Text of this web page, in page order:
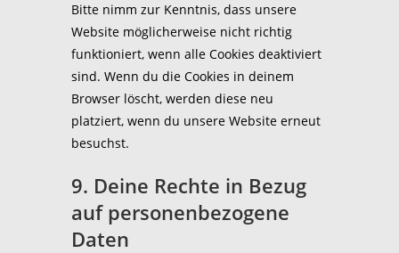
Bitte nimm zur Kenntnis, dass unsere
Website möglicherweise nicht richtig
funktioniert, wenn alle Cookies deaktiviert
sind. Wenn du die Cookies in deinem
Browser löscht, werden diese neu
platziert, wenn du unsere Website erneut
besuchst.
9. Deine Rechte in Bezug
auf personenbezogene
Daten